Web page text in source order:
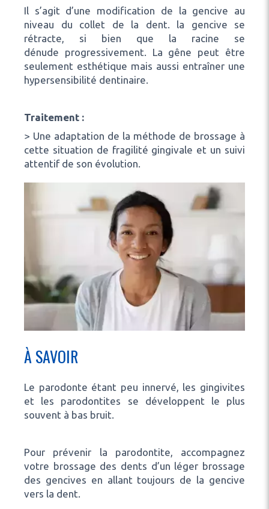
Il s’agit d’une modification de la gencive au
niveau du collet de la dent. la gencive se
rétracte, si bien que la racine se
dénude progressivement. La gêne peut être
seulement esthétique mais aussi entraîner une
hypersensibilité dentinaire.
Traitement :
> Une adaptation de la méthode de brossage à
cette situation de fragilité gingivale et un suivi
attentif de son évolution.
À SAVOIR
Le parodonte étant peu innervé, les gingivites
et les parodontites se développent le plus
souvent à bas bruit.
Pour prévenir la parodontite, accompagnez
votre brossage des dents d’un léger brossage
des gencives en allant toujours de la gencive
vers la dent.